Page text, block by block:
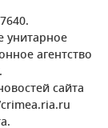
унитарное
агентство
сайта